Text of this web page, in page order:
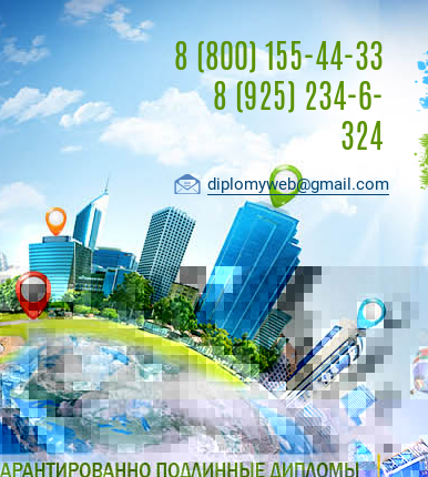
8 (800) 155-44-33
8 (925) 234-6-
324
diplomyweb@gmail.com